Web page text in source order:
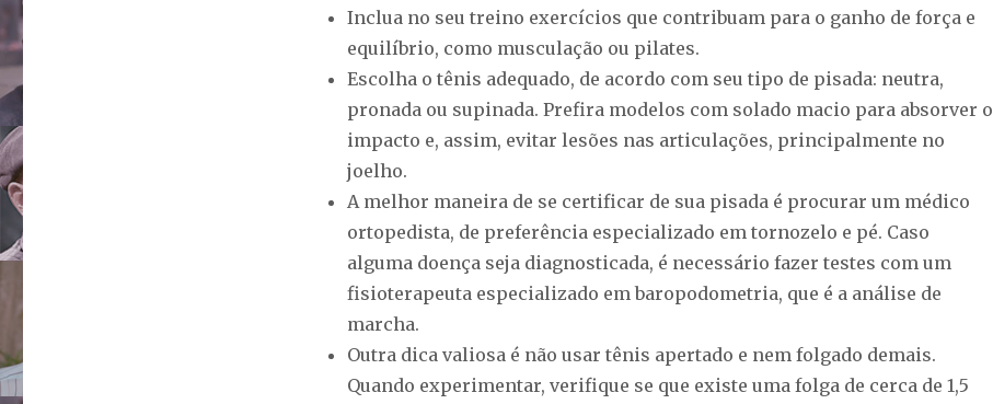
Inclua no seu treino exercícios que contribuam para o ganho de força e
equilíbrio, como musculação ou pilates.
Escolha o tênis adequado, de acordo com seu tipo de pisada: neutra,
pronada ou supinada. Prefira modelos com solado macio para absorver o
impacto e, assim, evitar lesões nas articulações, principalmente no
joelho.
A melhor maneira de se certificar de sua pisada é procurar um médico
ortopedista, de preferência especializado em tornozelo e pé. Caso
alguma doença seja diagnosticada, é necessário fazer testes com um
fisioterapeuta especializado em baropodometria, que é a análise de
marcha.
Outra dica valiosa é não usar tênis apertado e nem folgado demais.
Quando experimentar, verifique se que existe uma folga de cerca de 1,5